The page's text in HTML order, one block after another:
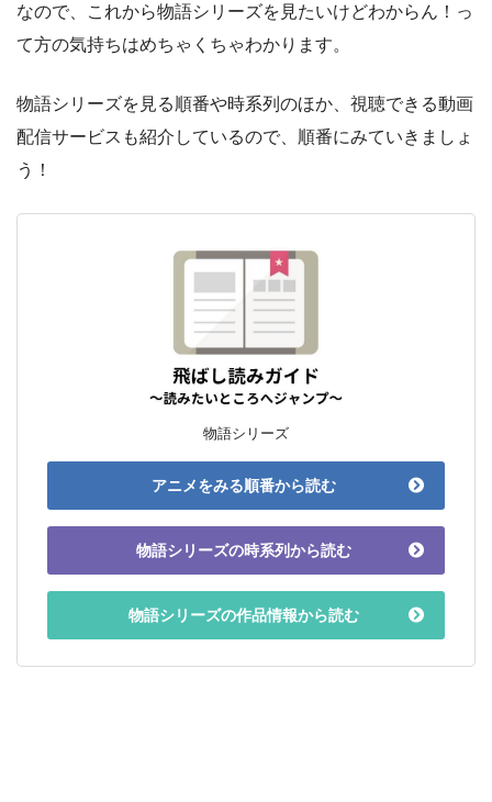
なので、これから物語シリーズを見たいけどわからん！っ
て方の気持ちはめちゃくちゃわかります。
物語シリーズを見る順番や時系列のほか、視聴できる動画
配信サービスも紹介しているので、順番にみていきましょ
う！
物語シリーズ
アニメをみる順番から読む
物語シリーズの時系列から読む
物語シリーズの作品情報から読む